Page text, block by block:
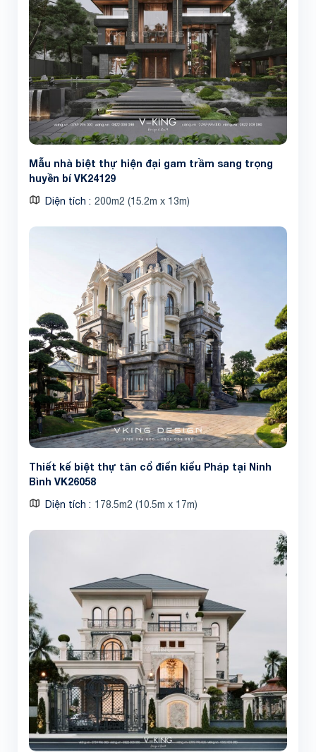
Mẫu nhà biệt thự hiện đại gam trầm sang trọng
huyền bí VK24129
Diện tích 200m2 (15.2m x 13m)
Thiết kế biệt thự tân cổ điển kiểu Pháp tại Ninh
Bình VK26058
Diện tích 178.5m2 (10.5m x 17m)